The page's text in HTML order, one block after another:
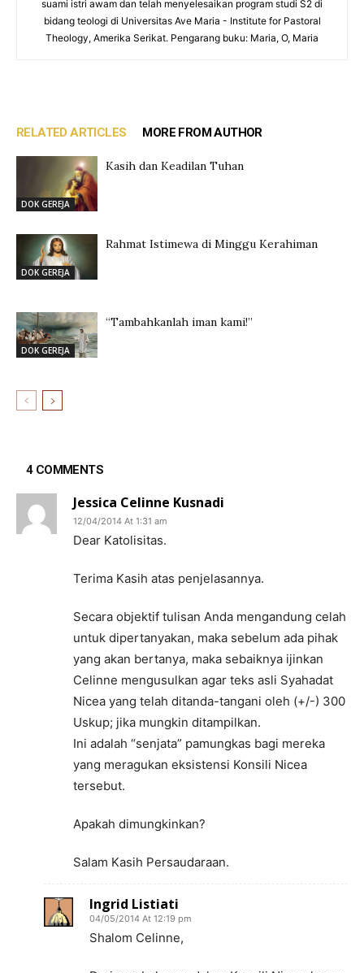
suami istri awam dan telah menyelesaikan program studi S2 di
bidang teologi di Universitas Ave Maria - Institute for Pastoral
Theology, Amerika Serikat. Pengarang buku: Maria, O, Maria
RELATED ARTICLES MORE FROM AUTHOR
DOK GEREJA
Kasih dan Keadilan Tuhan
DOK GEREJA
Rahmat Istimewa di Minggu Kerahiman
DOK GEREJA
“Tambahkanlah iman kami!”
4 COMMENTS
Jessica Celinne Kusnadi
12/04/2014 At 1:31 am
Dear Katolisitas.
Terima Kasih atas penjelasannya.
Secara objektif tulisan Anda mengandung celah
untuk dipertanyakan, maka sebelum ada pihak
yang akan bertanya, maka sebaiknya ijinkan
Celinne mengusulkan agar teks asli Syahadat
Nicea yang telah ditanda-tangani oleh (+/-) 300
Uskup; jika mungkin ditampilkan.
Ini adalah “senjata” pamungkas bagi mereka
yang meragukan eksistensi Konsili Nicea
tersebut.
Apakah dimungkinkan?
Salam Kasih Persaudaraan.
Ingrid Listiati
04/05/2014 At 12:19 pm
Shalom Celinne,